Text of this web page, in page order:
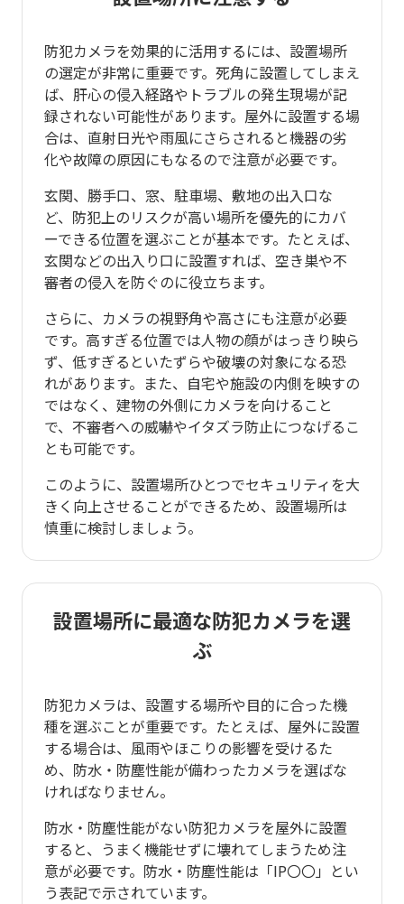
防犯カメラを効果的に活用するには、設置場所
の選定が非常に重要です。死角に設置してしまえ
ば、肝心の侵入経路やトラブルの発生現場が記
録されない可能性があります。屋外に設置する場
合は、直射日光や雨風にさらされると機器の劣
化や故障の原因にもなるので注意が必要です。
玄関、勝手口、窓、駐車場、敷地の出入口な
ど、防犯上のリスクが高い場所を優先的にカバ
ーできる位置を選ぶことが基本です。たとえば、
玄関などの出入り口に設置すれば、空き巣や不
審者の侵入を防ぐのに役立ちます。
さらに、カメラの視野角や高さにも注意が必要
です。高すぎる位置では人物の顔がはっきり映ら
ず、低すぎるといたずらや破壊の対象になる恐
れがあります。また、自宅や施設の内側を映すの
ではなく、建物の外側にカメラを向けること
で、不審者への威嚇やイタズラ防止につなげるこ
とも可能です。
このように、設置場所ひとつでセキュリティを大
きく向上させることができるため、設置場所は
慎重に検討しましょう。
設置場所に最適な防犯カメラを選
ぶ
防犯カメラは、設置する場所や目的に合った機
種を選ぶことが重要です。たとえば、屋外に設置
する場合は、風雨やほこりの影響を受けるた
め、防水・防塵性能が備わったカメラを選ばな
ければなりません。
防水・防塵性能がない防犯カメラを屋外に設置
すると、うまく機能せずに壊れてしまうため注
意が必要です。防水・防塵性能は「IP〇〇」とい
う表記で示されています。